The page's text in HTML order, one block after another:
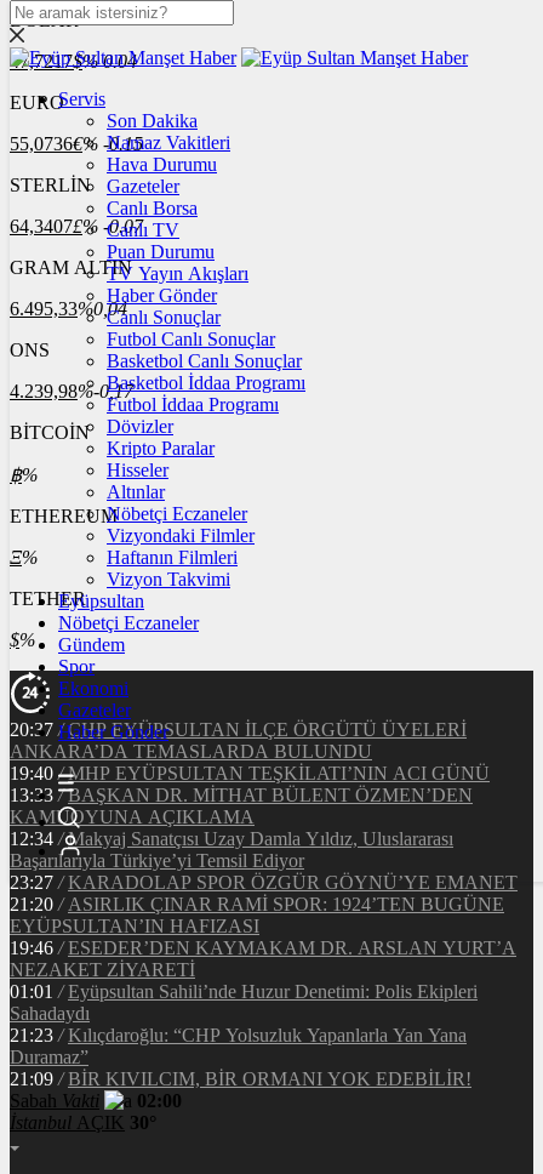
DOLAR
47,7217$% 0.04
EURO
55,0736€% -0.15
STERLİN
64,3407£% -0.07
GRAM ALTIN
6.495,33%0,04
ONS
4.239,98%-0,17
BİTCOİN
฿%
ETHEREUM
Ξ%
TETHER
$%
Servis
Son Dakika
Namaz Vakitleri
Hava Durumu
Gazeteler
Canlı Borsa
Canlı TV
Puan Durumu
TV Yayın Akışları
Haber Gönder
Canlı Sonuçlar
Futbol Canlı Sonuçlar
Basketbol Canlı Sonuçlar
Basketbol İddaa Programı
Futbol İddaa Programı
Dövizler
Kripto Paralar
Hisseler
Altınlar
Nöbetçi Eczaneler
Vizyondaki Filmler
Haftanın Filmleri
Vizyon Takvimi
Eyüpsultan
Nöbetçi Eczaneler
Gündem
Spor
Ekonomi
Gazeteler
Haber Gönder
20:37 / CHP EYÜPSULTAN İLÇE ÖRGÜTÜ ÜYELERİ
ANKARA’DA TEMASLARDA BULUNDU
19:40 / MHP EYÜPSULTAN TEŞKİLATI’NIN ACI GÜNÜ
13:33 / BAŞKAN DR. MİTHAT BÜLENT ÖZMEN’DEN
KAMUOYUNA AÇIKLAMA
12:34 / Makyaj Sanatçısı Uzay Damla Yıldız, Uluslararası
Başarılarıyla Türkiye’yi Temsil Ediyor
23:27 / KARADOLAP SPOR ÖZGÜR GÖYNÜ’YE EMANET
21:20 / ASIRLIK ÇINAR RAMİ SPOR: 1924’TEN BUGÜNE
EYÜPSULTAN’IN HAFIZASI
19:46 / ESEDER’DEN KAYMAKAM DR. ARSLAN YURT’A
NEZAKET ZİYARETİ
01:01 / Eyüpsultan Sahili’nde Huzur Denetimi: Polis Ekipleri
Sahadaydı
21:23 / Kılıçdaroğlu: “CHP Yolsuzluk Yapanlarla Yan Yana
Duramaz”
21:09 / BİR KIVILCIM, BİR ORMANI YOK EDEBİLİR!
Sabah Vakti
02:00
İstanbul AÇIK 30°